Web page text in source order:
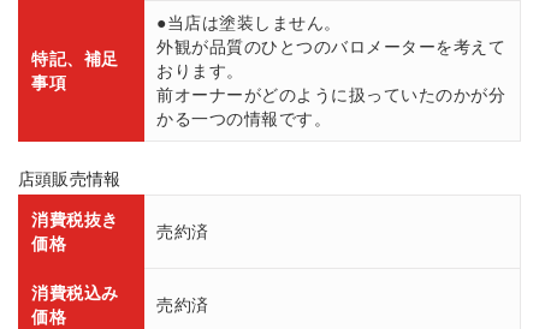
特記、補足
事項
●当店は塗装しません。
外観が品質のひとつのバロメーターを考えて
おります。
前オーナーがどのように扱っていたのかが分
かる一つの情報です。
店頭販売情報
消費税抜き
価格
売約済
消費税込み
価格
売約済